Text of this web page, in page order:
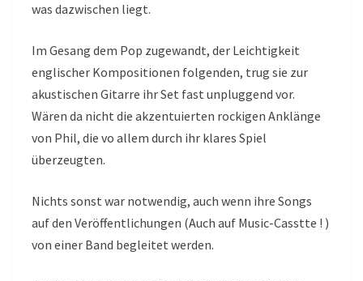
was dazwischen liegt.
Im Gesang dem Pop zugewandt, der Leichtigkeit
englischer Kompositionen folgenden, trug sie zur
akustischen Gitarre ihr Set fast unpluggend vor.
Wären da nicht die akzentuierten rockigen Anklänge
von Phil, die vo allem durch ihr klares Spiel
überzeugten.
Nichts sonst war notwendig, auch wenn ihre Songs
auf den Veröffentlichungen (Auch auf Music-Casstte ! )
von einer Band begleitet werden.